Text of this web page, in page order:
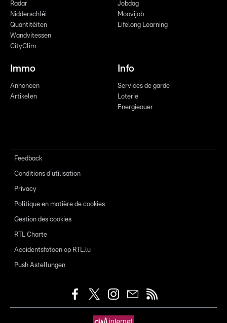
Radar
Nidderschléi
Quantitéiten
Wandvitessen
CityClim
Jobdag
Moovijob
Lifelong Learning
Immo
Annoncen
Artikelen
Info
Services de garde
Loterie
Energieauer
Feedback
Conditions d'utilisation
Privacy
Politique en matière de cookies
Gestion des cookies
RTL Charte
Accidentsfotoen op RTL.lu
Push Astellungen